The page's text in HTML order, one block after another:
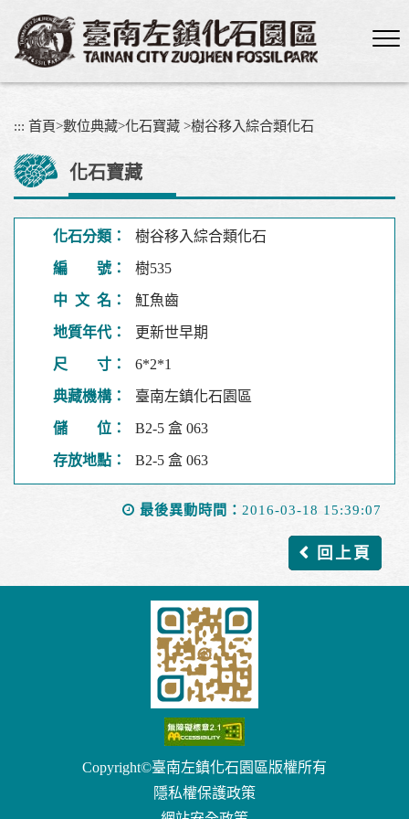
內
::: 首頁>數位典藏>化石寶藏 >樹谷移入綜合類化石
化石寶藏
化石分類： 樹谷移入綜合類化石
編 號： 樹535
中 文 名： 魟魚齒
地質年代： 更新世早期
尺 寸： 6*2*1
典藏機構： 臺南左鎮化石園區
儲 位： B2-5 盒 063
存放地點： B2-5 盒 063
最後異動時間： 2016-03-18 15:39:07
回上頁
Copyright©臺南左鎮化石園區版權所有
隱私權保護政策